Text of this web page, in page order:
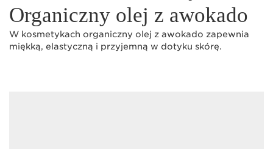
Organiczny olej z awokado
W kosmetykach organiczny olej z awokado zapewnia
miękką, elastyczną i przyjemną w dotyku skórę.